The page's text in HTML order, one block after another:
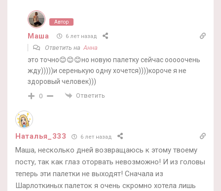
Автор
Маша 6 лет назад
Ответить на Анна
это точно😊😊😊но новую палетку сейчас ооооочень
жду)))))и серенькую одну хочется))))короче я не
здоровый человек)))
0 Ответить
Наталья_333 6 лет назад
Маша, несколько дней возвращаюсь к этому твоему
посту, так как глаз оторвать невозможно! И из головы
теперь эти палетки не выходят! Сначала из
Шарлоткиных палеток я очень скромно хотела лишь